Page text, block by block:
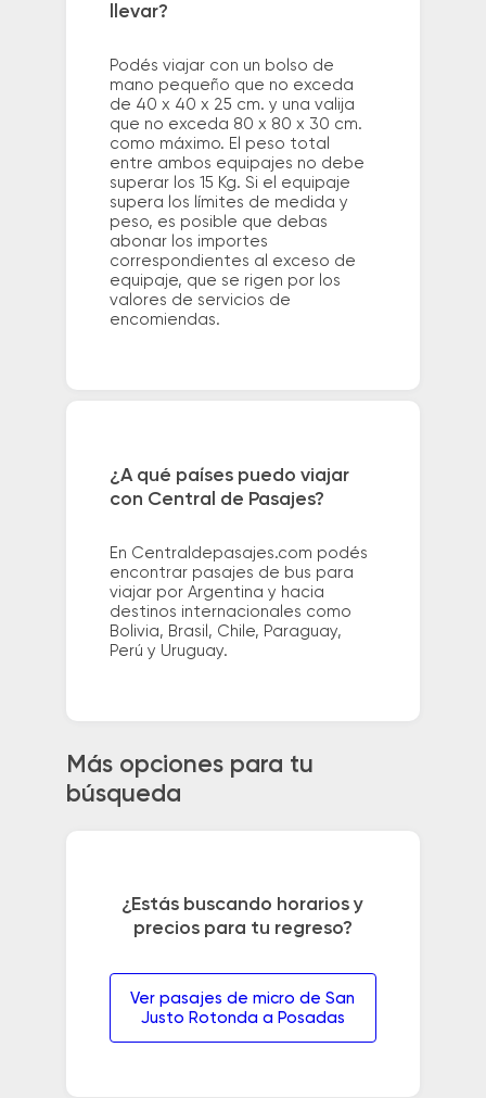
llevar?
Podés viajar con un bolso de
mano pequeño que no exceda
de 40 x 40 x 25 cm. y una valija
que no exceda 80 x 80 x 30 cm.
como máximo. El peso total
entre ambos equipajes no debe
superar los 15 Kg. Si el equipaje
supera los límites de medida y
peso, es posible que debas
abonar los importes
correspondientes al exceso de
equipaje, que se rigen por los
valores de servicios de
encomiendas.
¿A qué países puedo viajar
con Central de Pasajes?
En Centraldepasajes.com podés
encontrar pasajes de bus para
viajar por Argentina y hacia
destinos internacionales como
Bolivia, Brasil, Chile, Paraguay,
Perú y Uruguay.
Más opciones para tu
búsqueda
¿Estás buscando horarios y
precios para tu regreso?
Ver pasajes de micro de San
Justo Rotonda a Posadas